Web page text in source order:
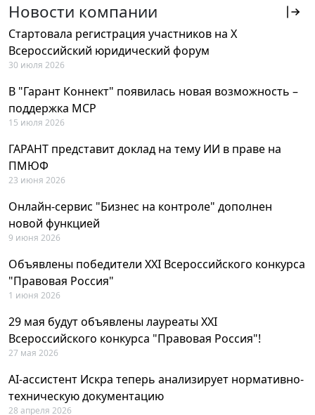
Новости компании
Стартовала регистрация участников на X
Всероссийский юридический форум
30 июля 2026
В "Гарант Коннект" появилась новая возможность –
поддержка MCP
15 июля 2026
ГАРАНТ представит доклад на тему ИИ в праве на
ПМЮФ
23 июня 2026
Онлайн-сервис "Бизнес на контроле" дополнен
новой функцией
9 июня 2026
Объявлены победители XXI Всероссийского конкурса
"Правовая Россия"
1 июня 2026
29 мая будут объявлены лауреаты XXI
Всероссийского конкурса "Правовая Россия"!
27 мая 2026
AI-ассистент Искра теперь анализирует нормативно-
техническую документацию
28 апреля 2026